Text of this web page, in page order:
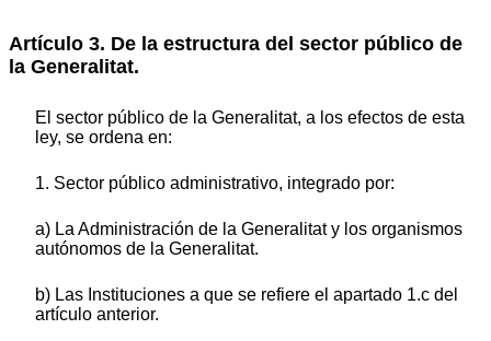
Artículo 3. De la estructura del sector público de
la Generalitat.
El sector público de la Generalitat, a los efectos de esta
ley, se ordena en:
1. Sector público administrativo, integrado por:
a) La Administración de la Generalitat y los organismos
autónomos de la Generalitat.
b) Las Instituciones a que se refiere el apartado 1.c del
artículo anterior.